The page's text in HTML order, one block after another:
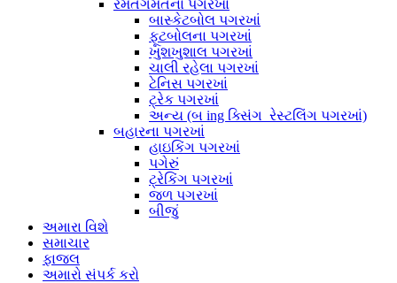
રમતગમતના પગરખાં
બાસ્કેટબોલ પગરખાં
ફૂટબોલના પગરખાં
ખુશખુશાલ પગરખાં
ચાલી રહેલા પગરખાં
ટેનિસ પગરખાં
ટ્રેક પગરખાં
અન્ય (બ ing ક્સિંગ_રેસ્ટલિંગ પગરખાં)
બહારના પગરખાં
હાઇકિંગ પગરખાં
પગેરું
ટ્રેકિંગ પગરખાં
જળ પગરખાં
બીજું
અમારા વિશે
સમાચાર
ફાજલ
અમારો સંપર્ક કરો